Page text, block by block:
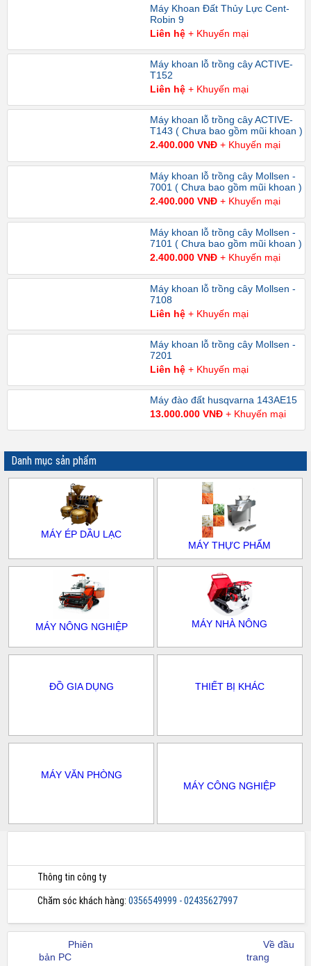
Máy Khoan Đất Thủy Lực Cent-
Robin 9
Liên hệ+ Khuyến mại
Máy khoan lỗ trồng cây ACTIVE-
T152
Liên hệ+ Khuyến mại
Máy khoan lỗ trồng cây ACTIVE-
T143 ( Chưa bao gồm mũi khoan )
2.400.000 VNĐ+ Khuyến mại
Máy khoan lỗ trồng cây Mollsen -
7001 ( Chưa bao gồm mũi khoan )
2.400.000 VNĐ+ Khuyến mại
Máy khoan lỗ trồng cây Mollsen -
7101 ( Chưa bao gồm mũi khoan )
2.400.000 VNĐ+ Khuyến mại
Máy khoan lỗ trồng cây Mollsen -
7108
Liên hệ+ Khuyến mại
Máy khoan lỗ trồng cây Mollsen -
7201
Liên hệ+ Khuyến mại
Máy đào đất husqvarna 143AE15
13.000.000 VNĐ+ Khuyến mại
Danh mục sản phẩm
MÁY ÉP DẦU LẠC
MÁY THỰC PHẨM
MÁY NÔNG NGHIỆP MÁY NHÀ NÔNG
ĐỒ GIA DỤNG THIẾT BỊ KHÁC
MÁY VĂN PHÒNG
MÁY CÔNG NGHIỆP
Thông tin công ty
Chăm sóc khách hàng: 0356549999 - 02435627997
Phiên
bản PC
Về đầu
trang